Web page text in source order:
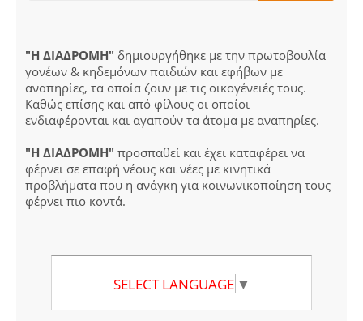
"Η ΔΙΑΔΡΟΜΗ" δημιουργήθηκε με την πρωτοβουλία
γονέων & κηδεμόνων παιδιών και εφήβων με
αναπηρίες, τα οποία ζουν με τις οικογένειές τους.
Καθώς επίσης και από φίλους οι οποίοι
ενδιαφέρονται και αγαπούν τα άτομα με αναπηρίες.
"Η ΔΙΑΔΡΟΜΗ" προσπαθεί και έχει καταφέρει να
φέρνει σε επαφή νέους και νέες με κινητικά
προβλήματα που η ανάγκη για κοινωνικοποίηση τους
φέρνει πιο κοντά.
SELECT LANGUAGE ▼